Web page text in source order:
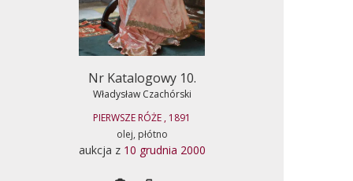
Nr Katalogowy 10.
Władysław Czachórski
PIERWSZE RÓŻE , 1891
olej, płótno
aukcja z 10 grudnia 2000